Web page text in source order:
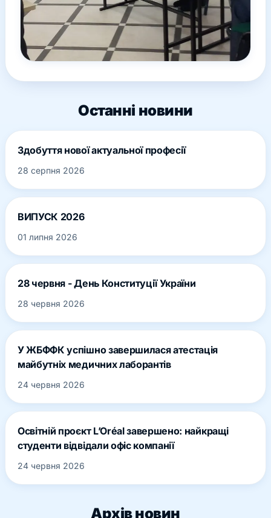
Останні новини
Здобуття нової актуальної професії
28 серпня 2026
ВИПУСК 2026
01 липня 2026
28 червня - День Конституції України
28 червня 2026
У ЖБФФК успішно завершилася атестація
майбутніх медичних лаборантів
24 червня 2026
Освітній проєкт L’Oréal завершено: найкращі
студенти відвідали офіс компанії
24 червня 2026
Архів новин